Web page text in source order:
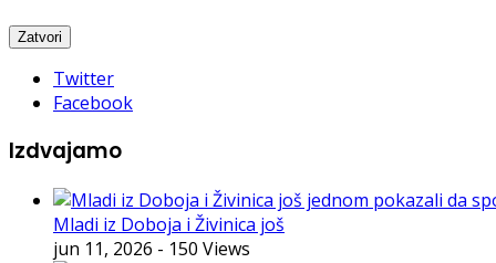
Twitter
Facebook
Izdvajamo
Mladi iz Doboja i Živinica još
jun 11, 2026 - 150 Views